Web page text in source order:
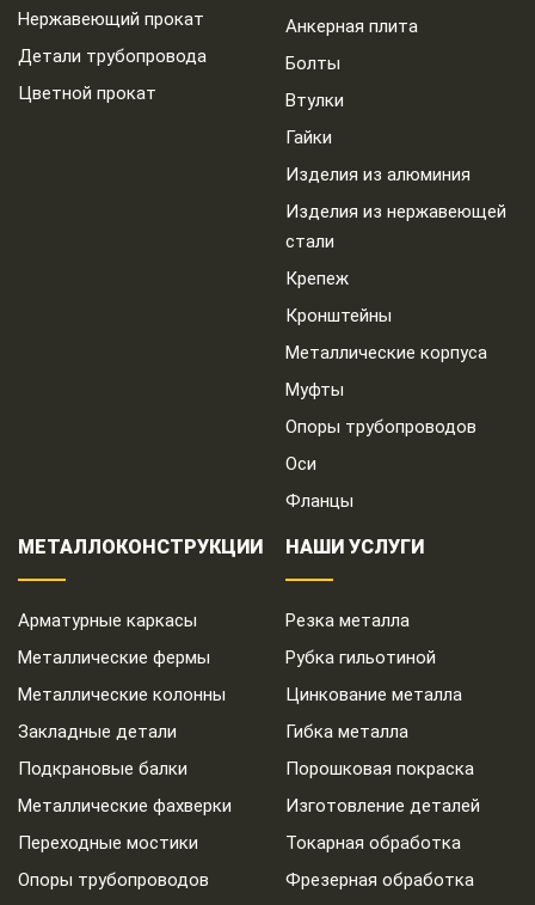
Нержавеющий прокат
Детали трубопровода
Цветной прокат
Анкерная плита
Болты
Втулки
Гайки
Изделия из алюминия
Изделия из нержавеющей
стали
Крепеж
Кронштейны
Металлические корпуса
Муфты
Опоры трубопроводов
Оси
Фланцы
МЕТАЛЛОКОНСТРУКЦИИ
Арматурные каркасы
Металлические фермы
Металлические колонны
Закладные детали
Подкрановые балки
Металлические фахверки
Переходные мостики
Опоры трубопроводов
НАШИ УСЛУГИ
Резка металла
Рубка гильотиной
Цинкование металла
Гибка металла
Порошковая покраска
Изготовление деталей
Токарная обработка
Фрезерная обработка